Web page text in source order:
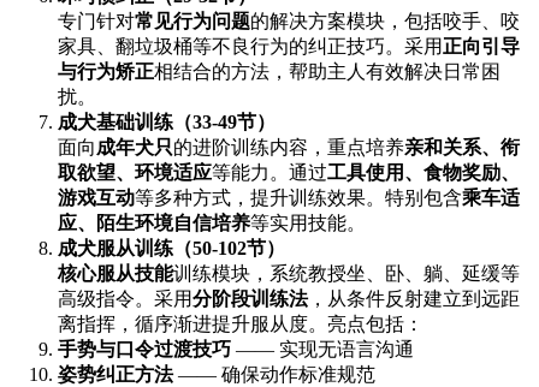
专门针对常见行为问题的解决方案模块，包括咬手、咬
家具、翻垃圾桶等不良行为的纠正技巧。采用 正向引导
与行为矫正相结合的方法，帮助主人有效解决日常困
扰。
成犬基础训练（33-49节）
面向成年犬只的进阶训练内容，重点培养亲和关系、衔
取欲望、环境适应等能力。通过工具使用、食物奖励、
游戏互动等多种方式，提升训练效果。特别包含乘车适
应、陌生环境自信培养等实用技能。
成犬服从训练（50-102节）
核心服从技能训练模块，系统教授坐、卧、躺、延缓等
高级指令。采用分阶段训练法，从条件反射建立到远距
离指挥，循序渐进提升服从度。亮点包括：
手势与口令过渡技巧 —— 实现无语言沟通
姿势纠正方法—— 确保动作标准规范